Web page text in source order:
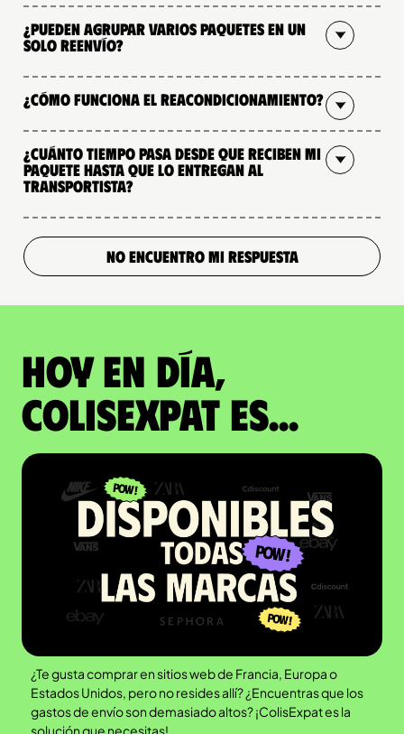
¿Pueden agrupar varios paquetes en un
solo reenvío?
¿Cómo funciona el reacondicionamiento?
¿Cuánto tiempo pasa desde que reciben mi
paquete hasta que lo entregan al
transportista?
NO ENCUENTRO MI RESPUESTA
Hoy en día,
ColisExpat es...
¿Te gusta comprar en sitios web de Francia, Europa o
Estados Unidos, pero no resides allí? ¿Encuentras que los
gastos de envío son demasiado altos? ¡ColisExpat es la
solución que necesitas!